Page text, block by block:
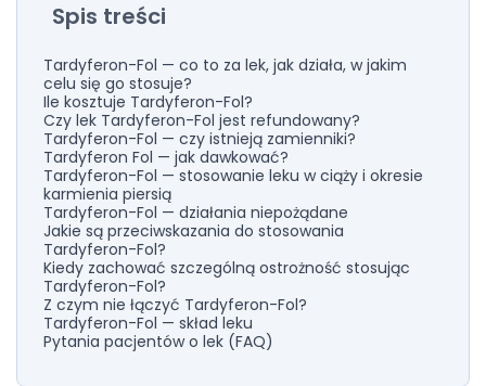
Spis treści
Tardyferon-Fol — co to za lek, jak działa, w jakim
celu się go stosuje?
Ile kosztuje Tardyferon-Fol?
Czy lek Tardyferon-Fol jest refundowany?
Tardyferon-Fol — czy istnieją zamienniki?
Tardyferon Fol — jak dawkować?
Tardyferon-Fol — stosowanie leku w ciąży i okresie
karmienia piersią
Tardyferon-Fol — działania niepożądane
Jakie są przeciwskazania do stosowania
Tardyferon-Fol?
Kiedy zachować szczególną ostrożność stosując
Tardyferon-Fol?
Z czym nie łączyć Tardyferon-Fol?
Tardyferon-Fol — skład leku
Pytania pacjentów o lek (FAQ)